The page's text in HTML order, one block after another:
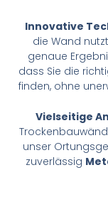
Innovative
die Wand
genaue
dass Sie die
finden, ohne
Vielseitige
unser
zuverlässig